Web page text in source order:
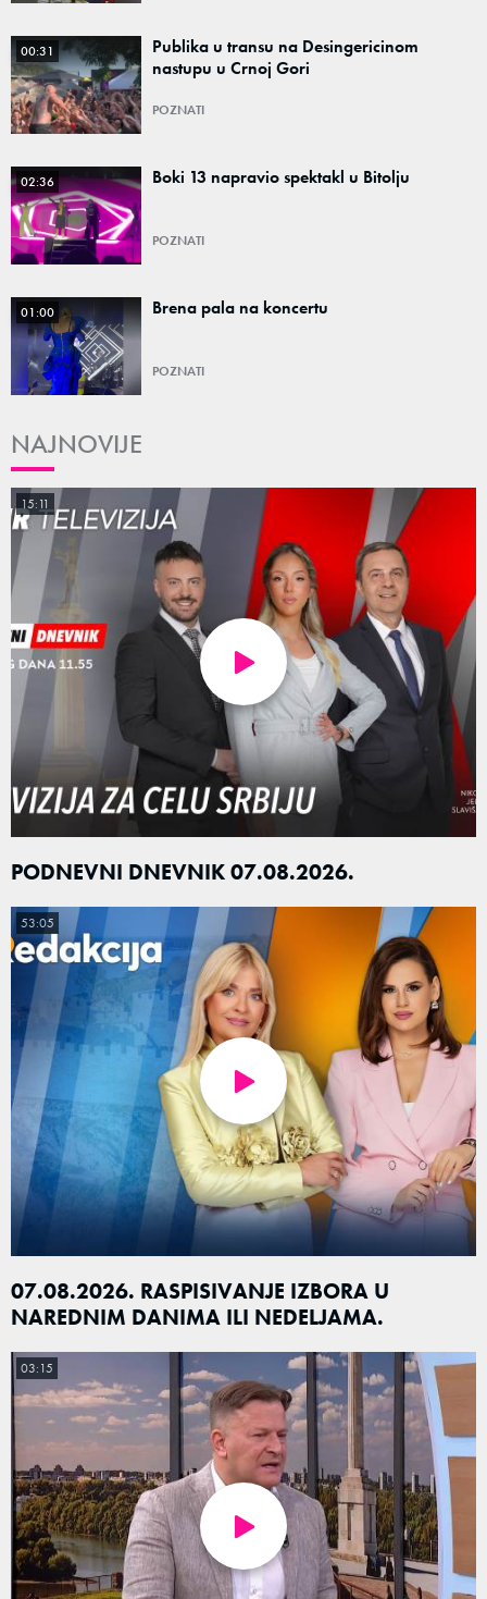
00:31
Publika u transu na Desingericinom
nastupu u Crnoj Gori
POZNATI
02:36 Boki 13 napravio spektakl u Bitolju
POZNATI
01:00 Brena pala na koncertu
POZNATI
NAJNOVIJE
PODNEVNI DNEVNIK 07.08.2026.
15:11
07.08.2026. RASPISIVANJE IZBORA U
NAREDNIM DANIMA ILI NEDELJAMA.
53:05
03:15